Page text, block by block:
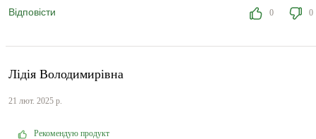
Відповісти 0 0
Лідія Володимирівна
21 лют. 2025 р.
Рекомендую продукт